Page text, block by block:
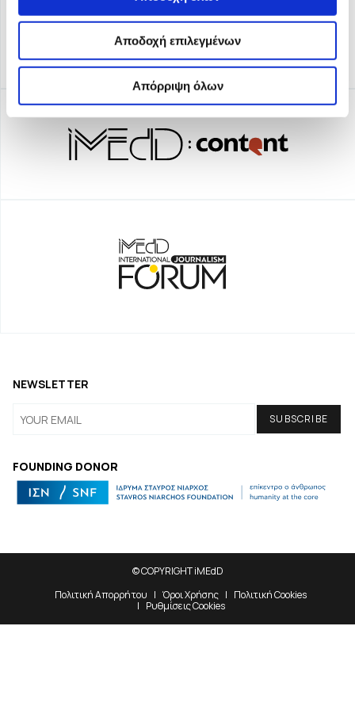
Αποδοχή επιλεγμένων
Απόρριψη όλων
FOUNDING DONOR
NEWSLETTER
© COPYRIGHT iMEdD
Πολιτική Απορρήτου
Όροι Χρήσης
Πολιτική Cookies
Ρυθμίσεις Cookies